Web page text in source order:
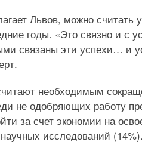
Львов, можно
годы. «Это связно и с
связаны эти успехи… и
необходимым
не одобряющих работу
за счет экономии на
исследований (14%).